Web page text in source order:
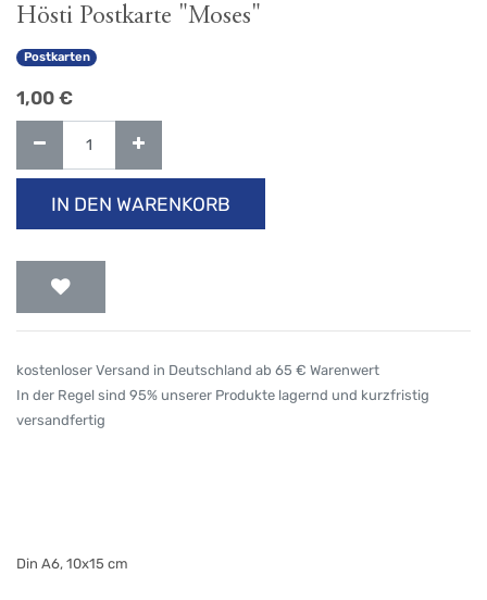
Hösti Postkarte "Moses"
Postkarten
1,00 €
IN DEN WARENKORB
kostenloser Versand in Deutschland ab 65 € Warenwert
In der Regel sind 95% unserer Produkte lagernd und kurzfristig
versandfertig
Din A6, 10x15 cm